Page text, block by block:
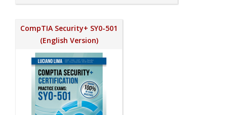
CompTIA Security+ SY0-501
(English Version)